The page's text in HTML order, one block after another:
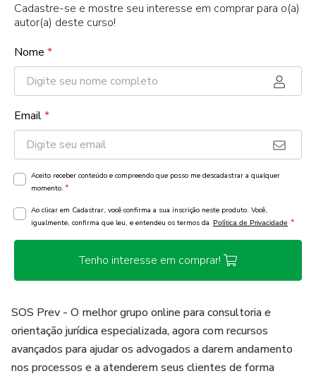
Cadastre-se e mostre seu interesse em comprar para o(a)
autor(a) deste curso!
Nome *
Email*
Aceito receber conteúdo e compreendo que posso me descadastrar a qualquer
momento. *
Ao clicar em Cadastrar, você confirma a sua inscrição neste produto. Você,
igualmente, confirma que leu, e entendeu os termos da Política de Privacidade *
Tenho interesse em comprar!
SOS Prev - O melhor grupo online para consultoria e
orientação jurídica especializada, agora com recursos
avançados para ajudar os advogados a darem andamento
nos processos e a atenderem seus clientes de forma